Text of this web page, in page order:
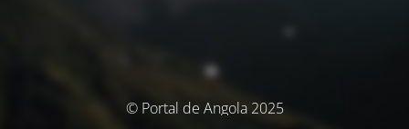
© Portal de Angola 2025